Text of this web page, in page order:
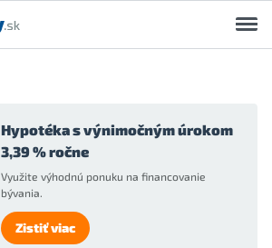
Hypotéka s výnimočným úrokom
3,39 % ročne
Využite výhodnú ponuku na financovanie
bývania.
Zistiť viac